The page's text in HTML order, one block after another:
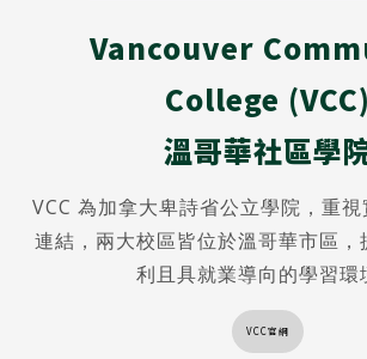
Vancouver
College (VCC)
溫哥華社區學
VCC 為加拿大卑詩省公立學院，重
連結，兩大校區皆位於溫哥華市區，
利且具就業導向的學習環
VCC官網